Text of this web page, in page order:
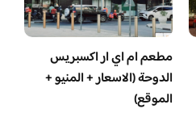
مطعم ام اي ار اكسبريس
الدوحة (الاسعار + المنيو +
الموقع)